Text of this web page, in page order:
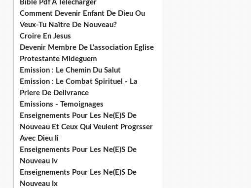
Bible Pdf A Telecharger
Comment Devenir Enfant De Dieu Ou
Veux-Tu Naître De Nouveau?
Croire En Jesus
Devenir Membre De L'association Eglise
Protestante Mideguem
Emission : Le Chemin Du Salut
Emission : Le Combat Spirituel - La
Priere De Delivrance
Emissions - Temoignages
Enseignements Pour Les Ne(E)S De
Nouveau Et Ceux Qui Veulent Progrsser
Avec Dieu Ii
Enseignements Pour Les Ne(E)S De
Nouveau Iv
Enseignements Pour Les Ne(E)S De
Nouveau Ix